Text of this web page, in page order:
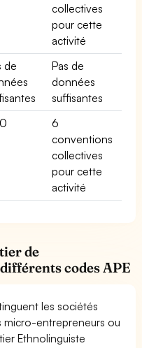
collectives
pour cette
activité
de
Pas de
données
suffisantes
6
conventions
collectives
pour cette
activité
de
codes APE
les sociétés
micro-entrepreneurs ou
Ethnolinguiste